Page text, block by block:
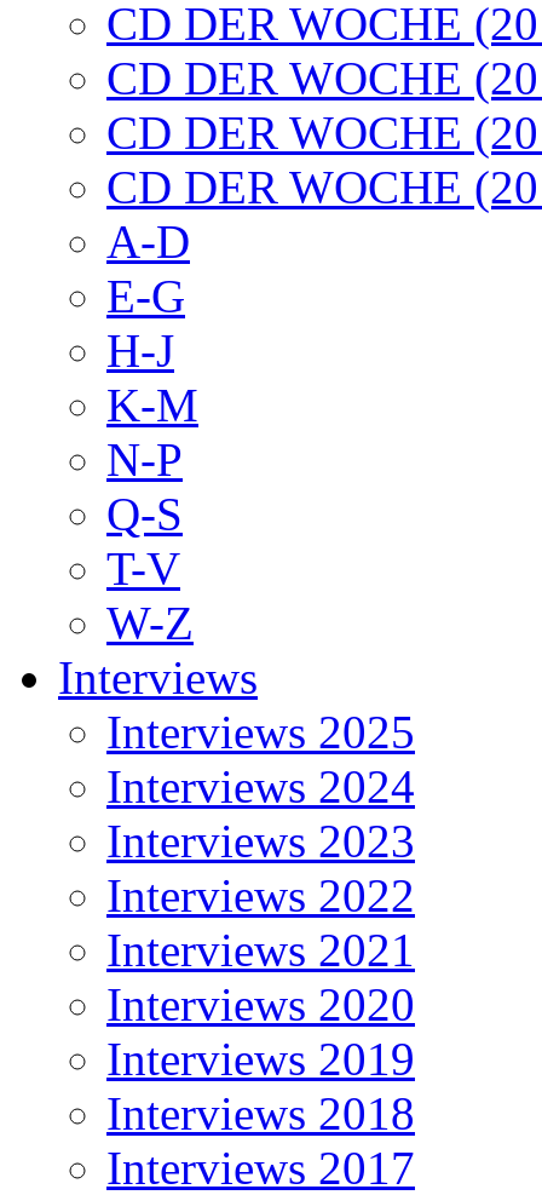
CD DER WOCHE
CD DER WOCHE
CD DER WOCHE
CD DER WOCHE
A-D
E-G
H-J
K-M
N-P
Q-S
T-V
W-Z
Interviews
Interviews 2025
Interviews 2024
Interviews 2023
Interviews 2022
Interviews 2021
Interviews 2020
Interviews 2019
Interviews 2018
Interviews 2017